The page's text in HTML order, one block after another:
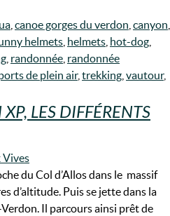
canoe gorges du verdon canyon
helmets helmets hot-dog
randonnée randonnée
de plein air, trekking vautour,
LES DIFFÉRENTS
Vives
du Col d’Allos dans le massif
d’altitude. Puis se jette dans la
Il parcours ainsi prêt de